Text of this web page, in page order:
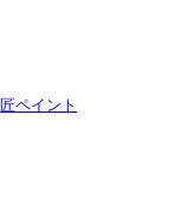
ペイント